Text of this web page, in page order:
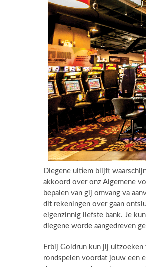
Diegene ultiem blijft
akkoord over onz Algemene
bepalen van gij omvang va
dit rekeningen over gaan
eigenzinnig liefste bank. Je
diegene worde aangedreven
Erbij Goldrun kun jij
rondspelen voordat jouw een